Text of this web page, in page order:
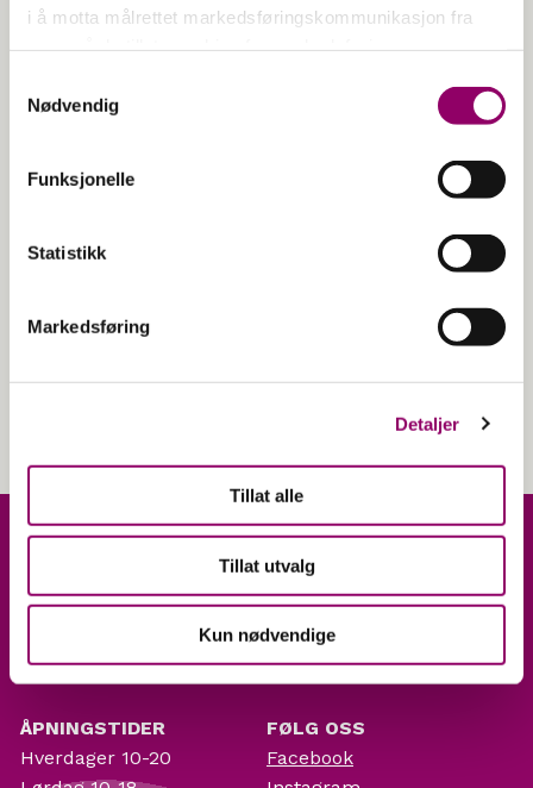
i å motta målrettet markedsføringskommunikasjon fra
Nødvendig
Funksjonelle
Statistikk
Markedsføring
Detaljer
Tillat alle
Tillat utvalg
Kun nødvendige
💥
20.-21. november
kan du som kundeklubb-medlem
alle varer (med unntak av noen få varer*).
*Tilbudet gjelder ikke blekk/toner, printere,
frimerker og Nespresso. Kan ikke kombineres med
ÅPNINGSTIDER
Hverdager 10-20
FØLG OSS
Facebook